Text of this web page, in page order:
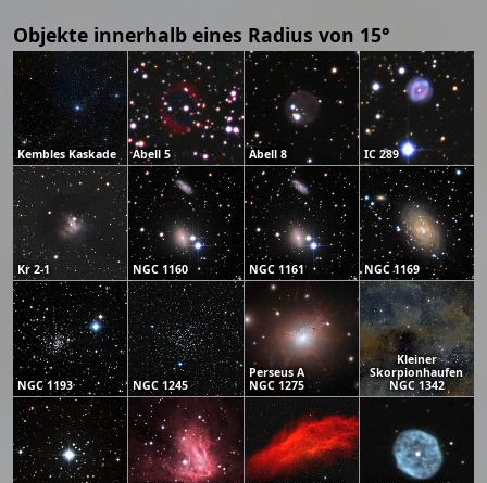
Objekte innerhalb eines Radius von 15°
Kembles Kaskade Abell 5 Abell 8 IC 289
Kr 2-1 NGC 1160 NGC 1161 NGC 1169
NGC 1193 NGC 1245
Perseus A
NGC 1275
Kleiner
Skorpionhaufen
NGC 1342